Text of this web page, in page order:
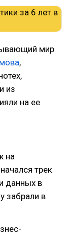
мир
,
из
на ее
на
трек
данных в
забрали в